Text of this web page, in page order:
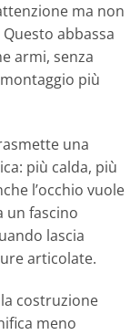
ma non
abbassa
armi, senza
più
una
più calda, più
l’occhio vuole
un fascino
lascia
articolate.
costruzione
meno